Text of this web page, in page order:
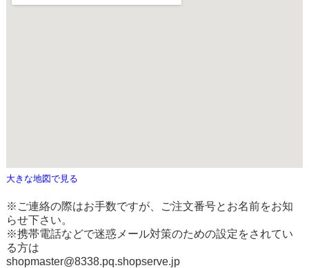
大きな地図で見る
※ご連絡の際はお手数ですが、ご注文番号とお名前をお知
らせ下さい。
※携帯電話などで迷惑メール対策のための設定をされてい
る方は
shopmaster@8338.pq.shopserve.jp